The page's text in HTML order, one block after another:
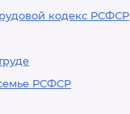
кодекс РСФСР
РСФСР